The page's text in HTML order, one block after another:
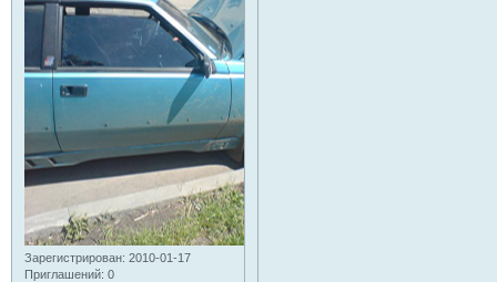
Зарегистрирован: 2010-01-17
Приглашений: 0